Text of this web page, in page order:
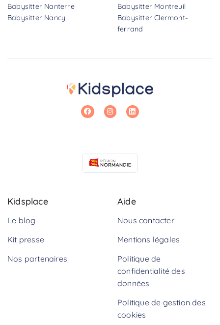
Babysitter Nanterre
Babysitter Montreuil
Babysitter Nancy
Babysitter Clermont-
ferrand
Kidsplace
Le blog
Kit presse
Nos partenaires
Aide
Nous contacter
Mentions légales
Politique de
confidentialité des
données
Politique de gestion des
cookies